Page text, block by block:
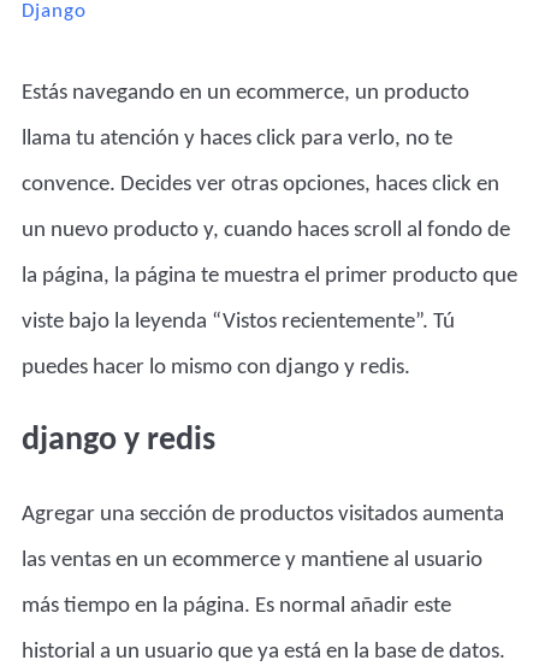
Django
Estás navegando en un ecommerce, un producto
llama tu atención y haces click para verlo, no te
convence. Decides ver otras opciones, haces click en
un nuevo producto y, cuando haces scroll al fondo de
la página, la página te muestra el primer producto que
viste bajo la leyenda “Vistos recientemente”. Tú
puedes hacer lo mismo con django y redis.
django y redis
Agregar una sección de productos visitados aumenta
las ventas en un ecommerce y mantiene al usuario
más tiempo en la página. Es normal añadir este
historial a un usuario que ya está en la base de datos.